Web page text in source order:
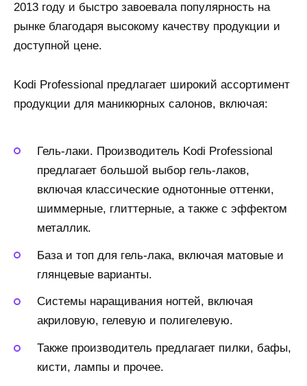
2013 году и быстро завоевала популярность на
рынке благодаря высокому качеству продукции и
доступной цене.
Kodi Professional предлагает широкий ассортимент
продукции для маникюрных салонов, включая:
Гель-лаки. Производитель Kodi Professional
предлагает большой выбор гель-лаков,
включая классические однотонные оттенки,
шиммерные, глиттерные, а также с эффектом
металлик.
База и топ для гель-лака, включая матовые и
глянцевые варианты.
Системы наращивания ногтей, включая
акриловую, гелевую и полигелевую.
Также производитель предлагает пилки, бафы,
кисти, лампы и прочее.